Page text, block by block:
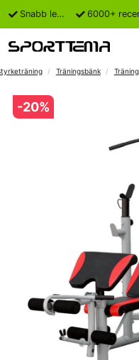
Snabb leverans 6000+
Träningsbänk
-20%